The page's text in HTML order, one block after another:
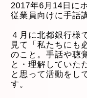
2017年6月14日に
従業員向けに手話
４月に北都銀行様
見て「私たちにも
のこと。手話や聴
と・理解していた
と思って活動をし
す。